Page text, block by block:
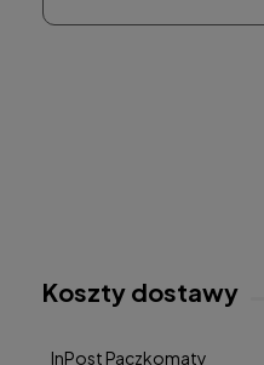
Koszty dostawy
Cena nie zawiera
InPost Paczkomaty